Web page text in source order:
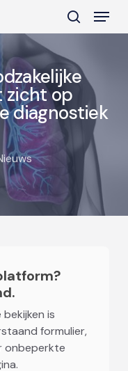
search
Menu
zicht op
diagnostiek
is
formulier,
onbeperkte